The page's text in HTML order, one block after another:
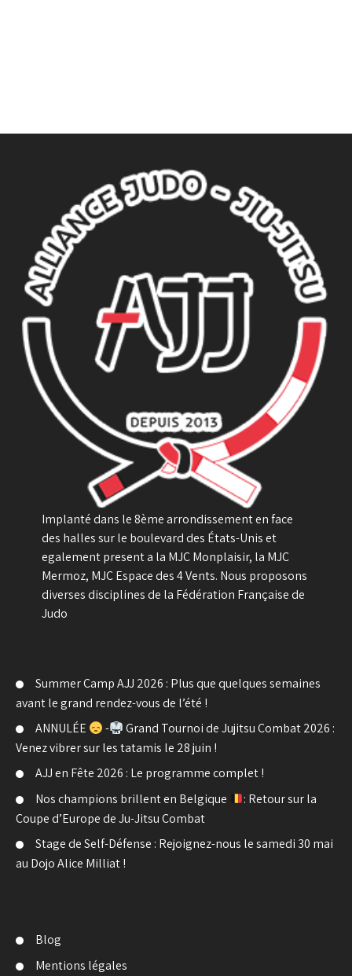
Implanté dans le 8ème arrondissement en face
des halles sur le boulevard des États-Unis et
egalement present a la MJC Monplaisir, la MJC
Mermoz, MJC Espace des 4 Vents. Nous proposons
diverses disciplines de la Fédération Française de
Judo
Summer Camp AJJ 2026 : Plus que quelques semaines
avant le grand rendez-vous de l’été !
ANNULÉE
-
Grand Tournoi de Jujitsu Combat 2026 :
Venez vibrer sur les tatamis le 28 juin !
AJJ en Fête 2026 : Le programme complet !
Nos champions brillent en Belgique
: Retour sur la
Coupe d’Europe de Ju-Jitsu Combat
Stage de Self-Défense : Rejoignez-nous le samedi 30 mai
au Dojo Alice Milliat !
Blog
Mentions légales